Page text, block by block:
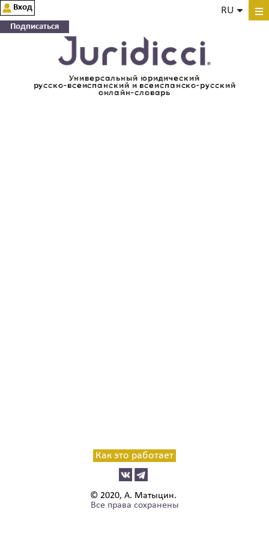
Универсальный юридический
русско-всеиспанский и всеиспанско-русский
онлайн-словарь
RU
Вход
Подписаться
Как это работает
© 2020, А. Матыцин.
Все права сохранены